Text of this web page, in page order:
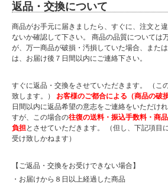
返品・交換について
商品がお手元に届きましたら、すぐに、注文と
ないか確認して下さい。 商品の品質については
が、万一商品が破損・汚損していた場合、また
は、お届け後７日間以内にご連絡下さい。
すぐに返品・交換をさせていただきます。 （こ
致します。） お客様のご都合による（商品の破
日間以内に返品希望の意志をご連絡をいただけ
すが、この場合の往復の送料・振込手数料・商
負担とさせていただきます。 （但し、下記項目
受け致しかねます）
【ご返品・交換をお受けできない場合】
・お届けから８日以上経過した商品